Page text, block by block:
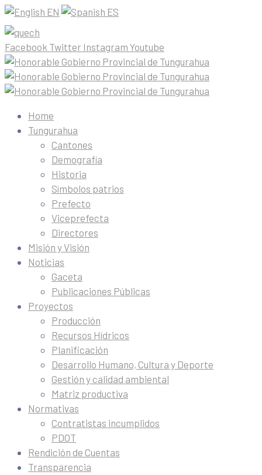
EN ES
Facebook Twitter Instagram Youtube
Home
Tungurahua
Cantones
Demografía
Historia
Símbolos patrios
Prefecto
Viceprefecta
Directores
Misión y Visión
Noticias
Gaceta
Publicaciones Públicas
Proyectos
Producción
Recursos Hídricos
Planificación
Desarrollo Humano, Cultura y Deporte
Gestión y calidad ambiental
Matriz productiva
Normativas
Contratistas incumplidos
PDOT
Rendición de Cuentas
Transparencia